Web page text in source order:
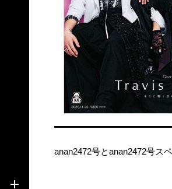
anan2472号とanan2472号ス